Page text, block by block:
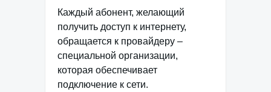
Каждый абонент, желающий
получить доступ к интернету,
обращается к провайдеру –
специальной организации,
которая обеспечивает
подключение к сети.